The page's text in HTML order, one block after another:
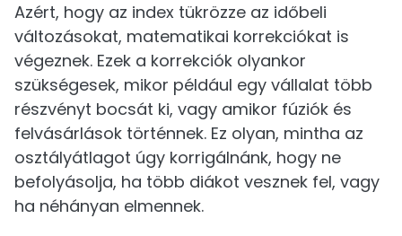
Azért, hogy az index tükrözze az időbeli
változásokat, matematikai korrekciókat is
végeznek. Ezek a korrekciók olyankor
szükségesek, mikor például egy vállalat több
részvényt bocsát ki, vagy amikor fúziók és
felvásárlások történnek. Ez olyan, mintha az
osztályátlagot úgy korrigálnánk, hogy ne
befolyásolja, ha több diákot vesznek fel, vagy
ha néhányan elmennek.